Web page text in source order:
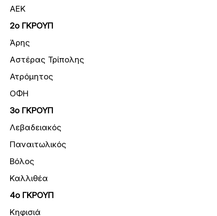
ΑΕΚ
2ο ΓΚΡΟΥΠ
Άρης
Αστέρας Τρίπολης
Ατρόμητος
ΟΦΗ
3ο ΓΚΡΟΥΠ
Λεβαδειακός
Παναιτωλικός
Βόλος
Καλλιθέα
4ο ΓΚΡΟΥΠ
Κηφισιά